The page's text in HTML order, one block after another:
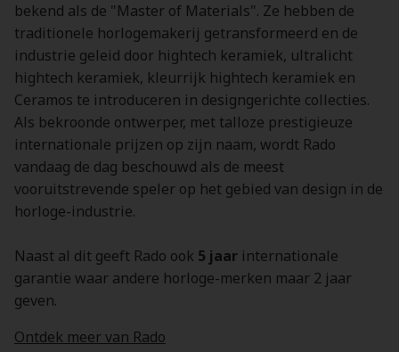
bekend als de "Master of Materials". Ze hebben de
traditionele horlogemakerij getransformeerd en de
industrie geleid door hightech keramiek, ultralicht
hightech keramiek, kleurrijk hightech keramiek en
Ceramos te introduceren in designgerichte collecties.
Als bekroonde ontwerper, met talloze prestigieuze
internationale prijzen op zijn naam, wordt Rado
vandaag de dag beschouwd als de meest
vooruitstrevende speler op het gebied van design in de
horloge-industrie.
Naast al dit geeft Rado ook 5 jaar internationale
garantie waar andere horloge-merken maar 2 jaar
geven.
Ontdek meer van Rado